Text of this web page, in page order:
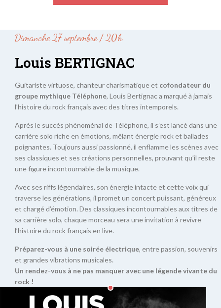
Dimanche 27 septembre / 20h
Louis BERTIGNAC
Guitariste virtuose, chanteur charismatique et cofondateur du
groupe mythique Téléphone, Louis Bertignac a marqué à jamais
l’histoire du rock français avec des titres intemporels.
Après le succès phénoménal de Téléphone, il s’est lancé dans une
carrière solo riche en émotions, mêlant énergie rock et ballades
poignantes. Toujours aussi passionné, il enflamme les scènes avec
ses classiques et ses créations personnelles, prouvant qu’il reste
une figure incontournable de la musique.
Avec ses riffs légendaires, son énergie intacte et cette voix qui
traverse les générations, il promet un concert puissant, généreux
et chargé d’émotion. Des classiques incontournables aux titres de
sa carrière solo, chaque morceau sera une invitation à revivre
l’histoire du rock français en live.
Préparez-vous à une soirée électrique, entre passion, souvenirs
et grandes vibrations musicales.
Un rendez-vous à ne pas manquer avec une légende vivante du
rock !